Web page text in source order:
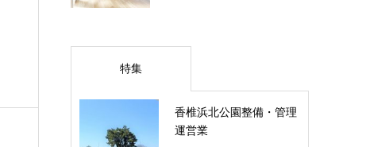
特集
香椎浜北公園整備・管理
運営業